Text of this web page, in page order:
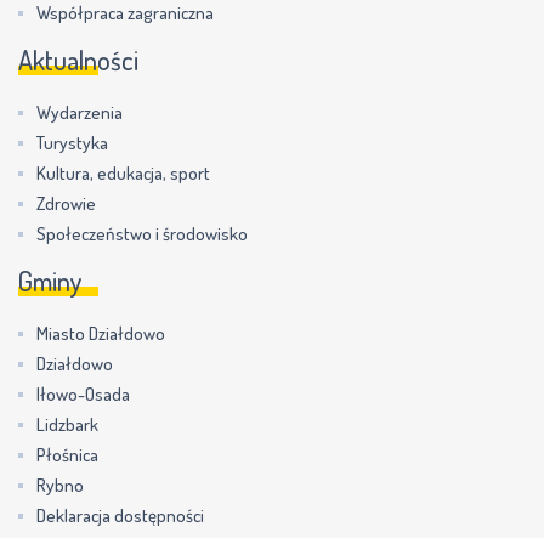
Współpraca zagraniczna
Aktualności
Wydarzenia
Turystyka
Kultura, edukacja, sport
Zdrowie
Społeczeństwo i środowisko
Gminy
Miasto Działdowo
Działdowo
Iłowo-Osada
Lidzbark
Płośnica
Rybno
Deklaracja dostępności